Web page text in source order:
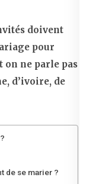
doivent
pour
on ne parle pas
d’ivoire, de
de se marier ?